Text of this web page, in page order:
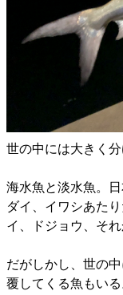
世の中には大きく分
海水魚と淡水魚。
ダイ、イワシあた
イ、ドジョウ、そ
だがしかし、世の
覆してくる魚もい